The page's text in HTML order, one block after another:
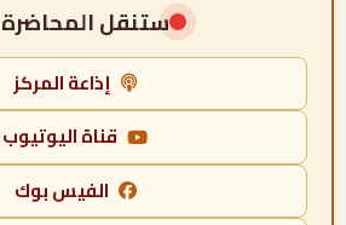
ستنقل المحاضرة
إذاعة المركز
قناة اليوتيوب
الفيس بوك